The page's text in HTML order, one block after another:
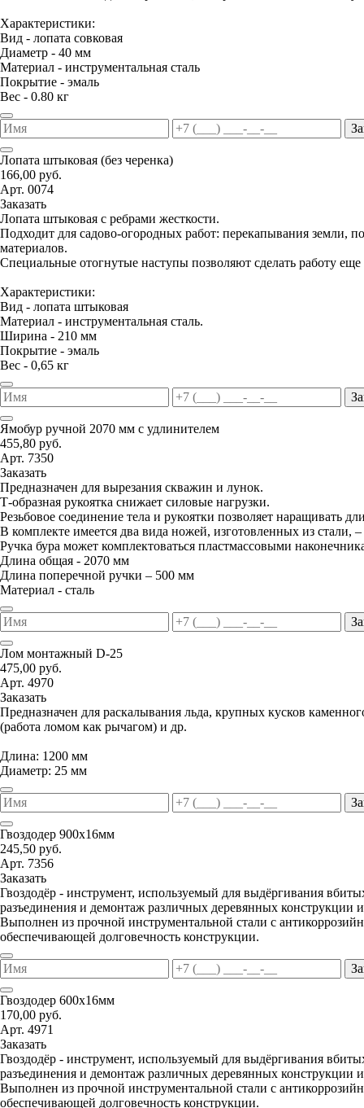
Характеристики:
Вид - лопата совковая
Диаметр - 40 мм
Материал - инструментальная сталь
Покрытие - эмаль
Вес - 0.80 кг
Лопата штыковая (без черенка)
166,00 руб.
Арт. 0074
Заказать
Лопата штыковая с ребрами жесткости.
Подходит для садово-огородных работ: перекапывания земли,
материалов.
Специальные отогнутые наступы позволяют сделать работу
Характеристики:
Вид - лопата штыковая
Материал - инструментальная сталь.
Ширина - 210 мм
Покрытие - эмаль
Вес - 0,65 кг
Ямобур ручной 2070 мм с удлинителем
455,80 руб.
Арт. 7350
Заказать
Предназначен для вырезания скважин и лунок.
Т-образная рукоятка снижает силовые нагрузки.
Резьбовое соединение тела и рукоятки позволяет наращивать
В комплекте имеется два вида ножей, изготовленных из стали,
Ручка бура может комплектоваться пластмассовыми
Длина общая - 2070 мм
Длина поперечной ручки – 500 мм
Материал - сталь
Лом монтажный D-25
475,00 руб.
Арт. 4970
Заказать
Предназначен для раскалывания льда, крупных кусков
(работа ломом как рычагом) и др.
Длина: 1200 мм
Диаметр: 25 мм
Гвоздодер 900х16мм
245,50 руб.
Арт. 7356
Заказать
Гвоздодёр - инструмент, используемый для выдёргивания
разъединения и демонтаж различных деревянных конструкции
Выполнен из прочной инструментальной стали с
обеспечивающей долговечность конструкции.
Гвоздодер 600х16мм
170,00 руб.
Арт. 4971
Заказать
Гвоздодёр - инструмент, используемый для выдёргивания
разъединения и демонтаж различных деревянных конструкции
Выполнен из прочной инструментальной стали с
обеспечивающей долговечность конструкции.